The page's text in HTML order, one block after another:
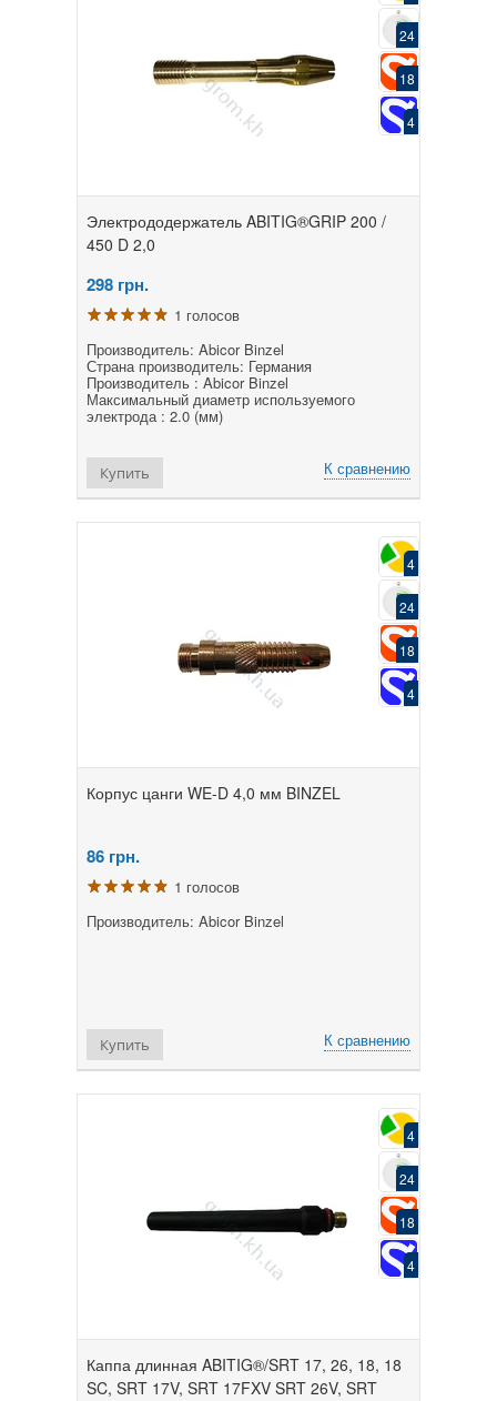
24
18
4
Электрододержатель ABITIG®GRIP 200 /
450 D 2,0
298 грн.
1 голосов
Производитель: Abicor Binzel
Страна производитель: Германия
Производитель : Abicor Binzel
Максимальный диаметр используемого
электрода : 2.0 (мм)
К сравнению
Купить
4
24
18
4
Корпус цанги WE-D 4,0 мм BINZEL
86 грн.
1 голосов
Производитель: Abicor Binzel
К сравнению
Купить
4
24
18
4
Каппа длинная ABITIG®/SRT 17, 26, 18, 18
SC, SRT 17V, SRT 17FXV SRT 26V, SRT